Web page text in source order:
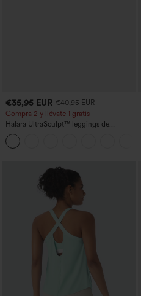
€35,95 EUR €40,95 EUR
Compra 2 y llévate 1 gratis
Halara UltraSculpt™ leggings de
entrenamiento moldeadores de talle alto
con fruncido trasero que realza los
glúteos, control de abdomen y bolsillos